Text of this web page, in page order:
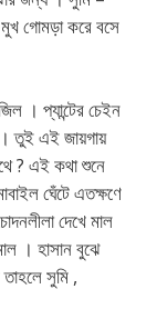
গোমড়া করে বসে
। প্যান্টের চেইন
তুই এই জায়গায়
? এই কথা শুনে
ঘেঁটে এতক্ষণে
দেখে মাল
। হাসান বুঝে
সুমি ,